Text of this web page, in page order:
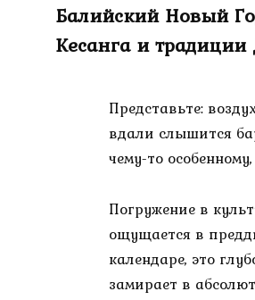
Балийский Новый
Кесанга и
Представьте:
вдали слышится
чему-то
Погружение в
ощущается в
календаре, это
замирает в